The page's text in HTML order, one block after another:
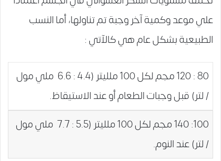
علي موعد وكمية آخر وجبة تم تناولها، أما النسب
الطبيعية بشكل عام هي كالآتي :
80 : 120 مجم لكل 100 ملليتر (4.4 : 6.6 ملي مول
/ لتر) قبل وجبات الطعام أو عند الاستيقاظ.
100: 140 مجم لكل 100 ملليتر (5.5 : 7.7 ملي مول
/ لتر) عند النوم.